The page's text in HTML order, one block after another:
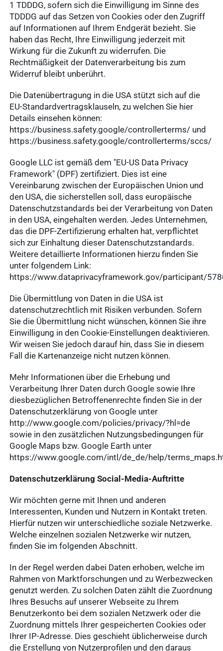
1 TDDDG, sofern sich die Einwilligung im Sinne des
TDDDG auf das Setzen von Cookies oder den Zugriff
auf Informationen auf Ihrem Endgerät bezieht. Sie
haben das Recht, Ihre Einwilligung jederzeit mit
Wirkung für die Zukunft zu widerrufen. Die
Rechtmäßigkeit der Datenverarbeitung bis zum
Widerruf bleibt unberührt.
Die Datenübertragung in die USA stützt sich auf die
EU-Standardvertragsklauseln, zu welchen Sie hier
Details einsehen können:
https://business.safety.google/controllerterms/ und
https://business.safety.google/controllerterms/sccs/
Google LLC ist gemäß dem "EU-US Data Privacy
Framework" (DPF) zertifiziert. Dies ist eine
Vereinbarung zwischen der Europäischen Union und
den USA, die sicherstellen soll, dass europäische
Datenschutzstandards bei der Verarbeitung von Daten
in den USA, eingehalten werden. Jedes Unternehmen,
das die DPF-Zertifizierung erhalten hat, verpflichtet
sich zur Einhaltung dieser Datenschutzstandards.
Weitere detaillierte Informationen hierzu finden Sie
unter folgendem Link:
https://www.dataprivacyframework.gov/participant/
Die Übermittlung von Daten in die USA ist
datenschutzrechtlich mit Risiken verbunden. Sofern
Sie die Übermittlung nicht wünschen, können Sie ihre
Einwilligung in den Cookie-Einstellungen deaktivieren.
Wir weisen Sie jedoch darauf hin, dass Sie in diesem
Fall die Kartenanzeige nicht nutzen können.
Mehr Informationen über die Erhebung und
Verarbeitung Ihrer Daten durch Google sowie Ihre
diesbezüglichen Betroffenenrechte finden Sie in der
Datenschutzerklärung von Google unter
http://www.google.com/policies/privacy/?hl=de
sowie in den zusätzlichen Nutzungsbedingungen für
Google Maps bzw. Google Earth unter
https://www.google.com/intl/de_de/help/
Datenschutzerklärung Social-Media-Auftritte
Wir möchten gerne mit Ihnen und anderen
Interessenten, Kunden und Nutzern in Kontakt treten.
Hierfür nutzen wir unterschiedliche soziale Netzwerke.
Welche einzelnen sozialen Netzwerke wir nutzen,
finden Sie im folgenden Abschnitt.
In der Regel werden dabei Daten erhoben, welche im
Rahmen von Marktforschungen und zu Werbezwecken
genutzt werden. Zu solchen Daten zählt die Zuordnung
Ihres Besuchs auf unserer Webseite zu Ihrem
Benutzerkonto bei dem sozialen Netzwerk oder die
Zuordnung mittels Ihrer gespeicherten Cookies oder
Ihrer IP-Adresse. Dies geschieht üblicherweise durch
die Erstellung von Nutzerprofilen und den daraus